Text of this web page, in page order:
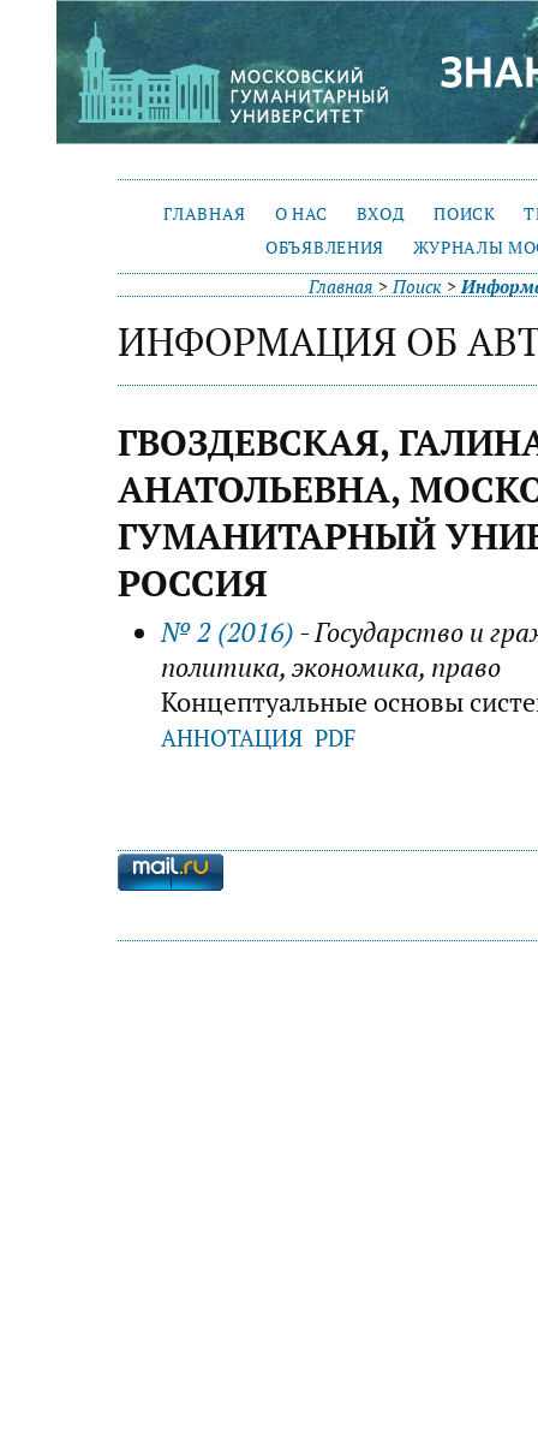
ГЛАВНАЯ О НАС ВХОД ПОИСК
ОБЪЯВЛЕНИЯ
ЖУРНАЛЫ
Главная >Поиск >
ИНФОРМАЦИЯ ОБ
ГВОЗДЕВСКАЯ,
АНАТОЛЬЕВНА,
ГУМАНИТАРНЫЙ
РОССИЯ
№ 2 (2016) - Государство и
политика, экономика, право
Концептуальные основы
АННОТАЦИЯ PDF